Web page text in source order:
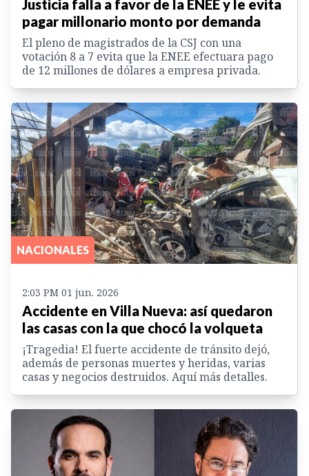
Justicia falla a favor de la ENEE y le evita
pagar millonario monto por demanda
El pleno de magistrados de la CSJ con una
votación 8 a 7 evita que la ENEE efectuara pago
de 12 millones de dólares a empresa privada.
NACIONALES
2:03 PM 01 jun. 2026
Accidente en Villa Nueva: así quedaron
las casas con la que chocó la volqueta
¡Tragedia! El fuerte accidente de tránsito dejó,
además de personas muertes y heridas, varias
casas y negocios destruidos. Aquí más detalles.